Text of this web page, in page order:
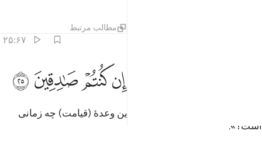
مطالب مرتبط
۲۵:۶۷
ويقولون متى هاذا الوعد ان كنتم صادقين ٢٥
وَيَقُولُونَ مَتَىٰ هَـٰذَا ٱلْوَعْدُ إِن كُنتُمْ صَـٰدِقِينَ ٢٥
ﳠﳡﳢﳣ
و می‌گویند: «اگر راست می‌گویید این وعدۀ (قیامت) چه زمانی
است؟».